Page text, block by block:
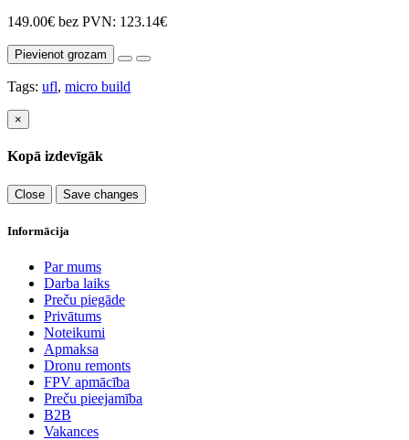
149.00€ bez PVN: 123.14€
Pievienot grozam
Tags: ufl, micro build
×
Kopā izdevīgāk
Close Save changes
Informācija
Par mums
Darba laiks
Preču piegāde
Privātums
Noteikumi
Apmaksa
Dronu remonts
FPV apmācība
Preču pieejamība
B2B
Vakances